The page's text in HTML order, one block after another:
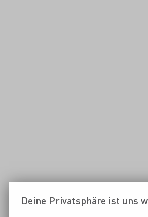
Deine Privatsphäre ist uns